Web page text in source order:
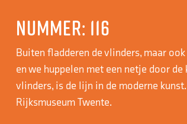
Nummer: 116
Buiten fladderen de vlinders, maar
en we huppelen met een netje door
vlinders, is de lijn in de moderne
Rijksmuseum Twente.